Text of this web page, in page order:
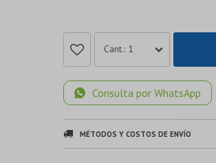
1
Consulta por WhatsApp
MÉTODOS Y COSTOS DE ENVÍO